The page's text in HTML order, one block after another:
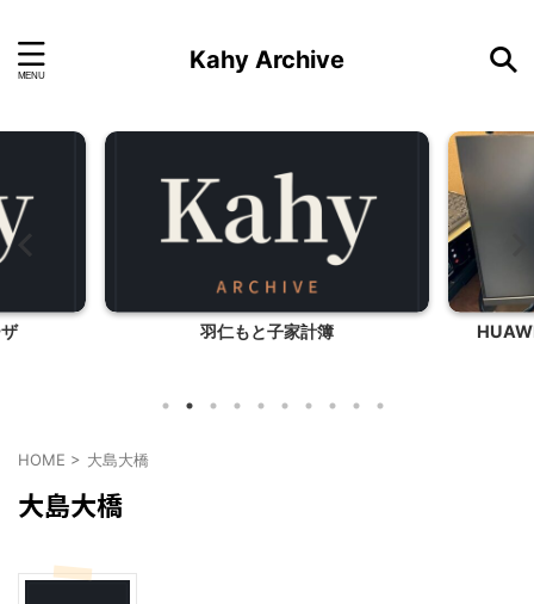
Kahy Archive
羽仁もと子家計簿
HOME > 大島大橋
大島大橋